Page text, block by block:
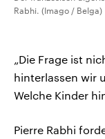
Rabhi. (Imago / Belga)
„Die Frage ist
hinterlassen wir
Welche Kinder
Pierre Rabhi